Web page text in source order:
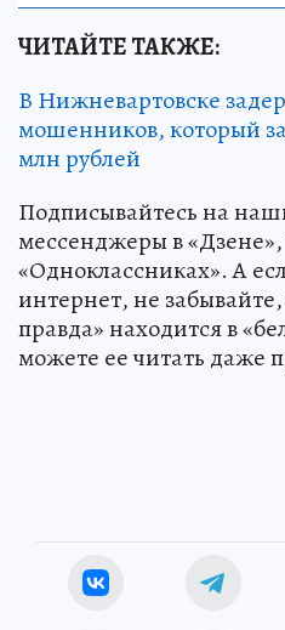
ЧИТАЙТЕ ТАКЖЕ:
В Нижневартовске
мошенников, который
млн рублей
Подписывайтесь на
мессенджеры в
«Одноклассниках». А
интернет, не
правда» находится в
можете ее читать даже